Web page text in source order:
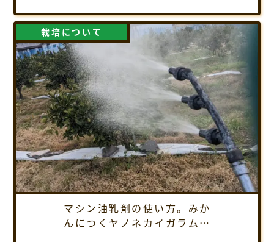
マシン油乳剤の使い方。みか
んにつくヤノネカイガラムシ
栽培について